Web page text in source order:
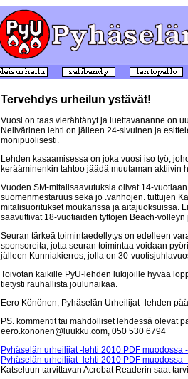
Tervehdys urheilun ystävät!
Vuosi on taas vierähtänyt ja luettavananne on
Nelivärinen lehti on jälleen 24-sivuinen ja
monipuolisesti.
Lehden kasaamisessa on joka vuosi iso työ,
kerääminenkin tahtoo jäädä muutaman aktiivin
Vuoden SM-mitalisaavutuksia olivat 14-
suomenmestaruus sekä jo .vanhojen. tuttujen
mitalisuoritukset moukarissa ja aitajuoksuissa.
saavuttivat 18-vuotiaiden tyttöjen Beach-
Seuran tärkeä toimintaedellytys on edelleen
sponsoreita, jotta seuran toimintaa voidaan
jälleen Kunniakierros, jolla on 30-
Toivotan kaikille PyU-lehden lukijoille hyvää
tietysti rauhallista joulunaikaa.
Eero Könönen, Pyhäselän Urheilijat -lehden
PS. kommentit tai mahdolliset lehdessä olevat
eero.kononen@luukku.com, 050 530 6794
Pyhäselän urheilijat -lehti 2010 PDF muodossa
Pyhäselän urheilijat -lehti 2010 PDF muodossa
Katseluun tarvittavan Acrobat Readerin saat